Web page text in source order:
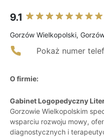
9.1
Gorzów Wielkopolski,
Pokaż numer
O firmie:
Gabinet Logopedyczny
Gorzowie Wielkopolskim
wsparciu rozwoju mowy,
diagnostycznych i